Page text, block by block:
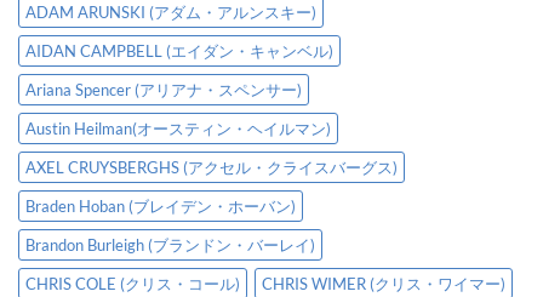
ADAM ARUNSKI (アダム・アルンスキー)
AIDAN CAMPBELL (エイダン・キャンベル)
Ariana Spencer (アリアナ・スペンサー)
Austin Heilman(オースティン・ヘイルマン)
AXEL CRUYSBERGHS (アクセル・クライスバーグス)
Braden Hoban (ブレイデン・ホーバン)
Brandon Burleigh (ブランドン・バーレイ)
CHRIS COLE (クリス・コール)
CHRIS WIMER (クリス・ワイマー)